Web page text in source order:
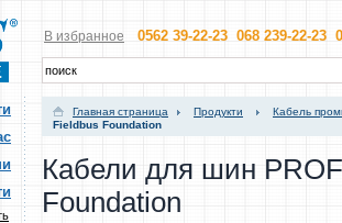
В избранное 0562 39-22-23 068 239-22-23
Главная страница Продукти
Кабель
Fieldbus Foundation
Кабели для шин
Foundation